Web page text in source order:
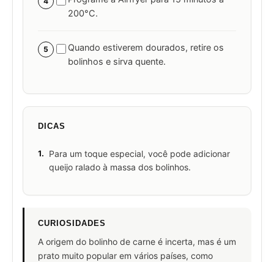
200°C.
5
Quando estiverem dourados, retire os
bolinhos e sirva quente.
DICAS
1.
Para um toque especial, você pode adicionar
queijo ralado à massa dos bolinhos.
CURIOSIDADES
A origem do bolinho de carne é incerta, mas é um
prato muito popular em vários países, como